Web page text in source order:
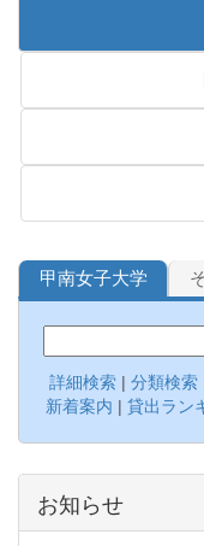
甲南女子大学
詳細検索 | 分類検索
新着案内 | 貸出ラン
お知らせ